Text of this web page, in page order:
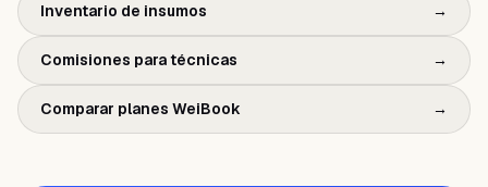
Inventario de insumos →
Comisiones para técnicas →
Comparar planes WeiBook →